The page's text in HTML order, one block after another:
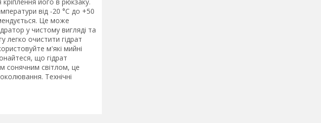
від -20 °C до +50
Це може
у чистому вигляді та
легко очистити гідрат
м'які мийні
що гідрат
сонячним світлом, це
Технічні